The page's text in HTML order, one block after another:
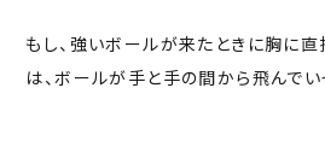
もし、強いボールが来たときに胸に
は、ボールが手と手の間から飛んでい